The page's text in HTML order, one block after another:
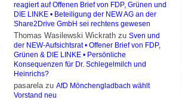
reagiert auf Offenen Brief von FDP, Grünen und
DIE LINKE • Beteiligung der NEW AG an der
Share2Drive GmbH sei rechtens gewesen
Thomas Wasilewski Wickrath zu Sven und
der NEW-Aufsichtsrat • Offener Brief von FDP,
Grünen & DIE LINKE • Persönliche
Konsequenzen für Dr. Schlegelmilch und
Heinrichs?
pasarelazu AfD Mönchengladbach wählt
Vorstand neu